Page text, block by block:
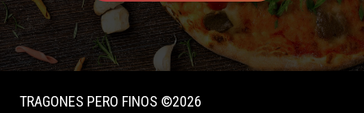
TRAGONES PERO FINOS ©2026